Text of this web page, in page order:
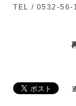
TEL / 0532-56-